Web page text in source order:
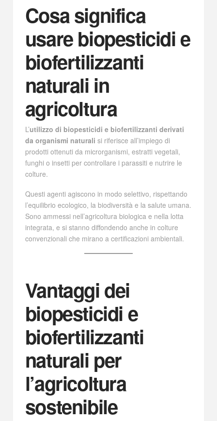
Cosa significa
usare biopesticidi e
biofertilizzanti
naturali in
agricoltura
L’utilizzo di biopesticidi e biofertilizzanti derivati
da organismi naturali si riferisce all’impiego di
prodotti ottenuti da microrganismi, estratti vegetali,
funghi o insetti per controllare i parassiti e nutrire le
colture.
Questi agenti agiscono in modo selettivo, rispettando
l’equilibrio ecologico, la biodiversità e la salute umana.
Sono ammessi nell’agricoltura biologica e nella lotta
integrata, e si stanno diffondendo anche in colture
convenzionali che mirano a certificazioni ambientali.
Vantaggi dei
biopesticidi e
biofertilizzanti
naturali per
l’agricoltura
sostenibile